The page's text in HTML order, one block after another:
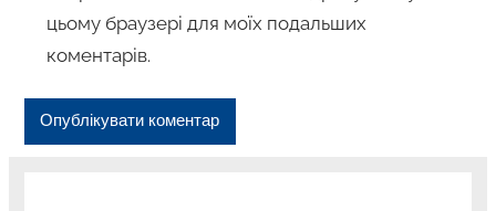
цьому браузері для моїх подальших
коментарів.